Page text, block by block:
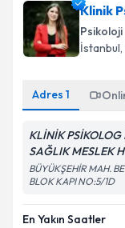
Klinik
Psikoloji
İstanbul
Adres 1
KLİNİK
SAĞLIK MESLEK
BÜYÜKŞEHİR MAH.
BLOK KAPI NO:5/1D
En Yakın Saatler